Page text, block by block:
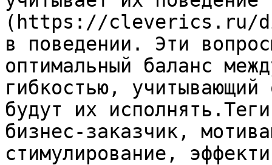
(https://cleverics.ru/
в поведении. Эти
оптимальный баланс
гибкостью,
будут их
бизнес-заказчик,
стимулирование,